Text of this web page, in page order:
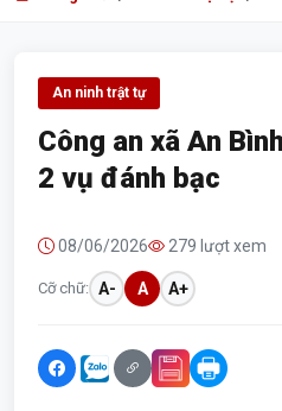
An ninh trật tự
Công an xã An
2 vụ đánh bạc
08/06/2026 279 lượt xem
Cỡ chữ: A- A A+